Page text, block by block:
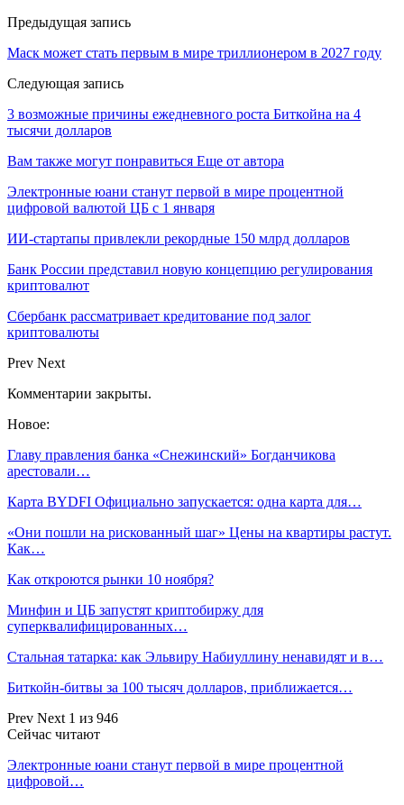
Предыдущая запись
Маск может стать первым в мире триллионером в 2027 году
Следующая запись
3 возможные причины ежедневного роста Биткойна на 4
тысячи долларов
Вам также могут понравиться Еще от автора
Электронные юани станут первой в мире процентной
цифровой валютой ЦБ с 1 января
ИИ-стартапы привлекли рекордные 150 млрд долларов
Банк России представил новую концепцию регулирования
криптовалют
Сбербанк рассматривает кредитование под залог
криптовалюты
Prev Next
Комментарии закрыты.
Новое:
Главу правления банка «Снежинский» Богданчикова
арестовали…
Карта BYDFI Официально запускается: одна карта для…
«Они пошли на рискованный шаг» Цены на квартиры растут.
Как…
Как откроются рынки 10 ноября?
Минфин и ЦБ запустят криптобиржу для
суперквалифицированных…
Стальная татарка: как Эльвиру Набиуллину ненавидят и в…
Биткойн-битвы за 100 тысяч долларов, приближается…
Prev Next 1 из 946
Сейчас читают
Электронные юани станут первой в мире процентной
цифровой…